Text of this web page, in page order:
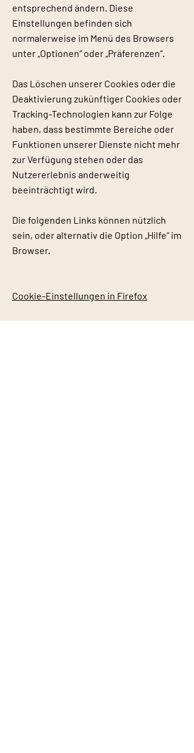
entsprechend ändern. Diese
Einstellungen befinden sich
normalerweise im Menü des Browsers
unter „Optionen“ oder „Präferenzen“.
Das Löschen unserer Cookies oder die
Deaktivierung zukünftiger Cookies oder
Tracking-Technologien kann zur Folge
haben, dass bestimmte Bereiche oder
Funktionen unserer Dienste nicht mehr
zur Verfügung stehen oder das
Nutzererlebnis anderweitig
beeinträchtigt wird.
Die folgenden Links können nützlich
sein, oder alternativ die Option „Hilfe“ im
Browser.
Cookie-Einstellungen in Firefox